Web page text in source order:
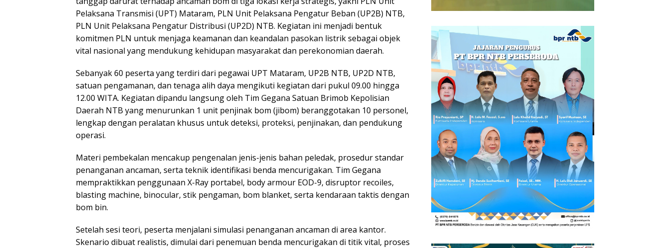
Pelaksana Transmisi (UPT) Mataram, PLN Unit Pelaksana Pengatur Beban (UP2B) NTB,
PLN Unit Pelaksana Pengatur Distribusi (UP2D) NTB. Kegiatan ini menjadi bentuk
komitmen PLN untuk menjaga keamanan dan keandalan pasokan listrik sebagai objek
vital nasional yang mendukung kehidupan masyarakat dan perekonomian daerah.
Sebanyak 60 peserta yang terdiri dari pegawai UPT Mataram, UP2B NTB, UP2D NTB,
satuan pengamanan, dan tenaga alih daya mengikuti kegiatan dari pukul 09.00 hingga
12.00 WITA. Kegiatan dipandu langsung oleh Tim Gegana Satuan Brimob Kepolisian
Daerah NTB yang menurunkan 1 unit penjinak bom (jibom) beranggotakan 10 personel,
lengkap dengan peralatan khusus untuk deteksi, proteksi, penjinakan, dan pendukung
operasi.
Materi pembekalan mencakup pengenalan jenis-jenis bahan peledak, prosedur standar
penanganan ancaman, serta teknik identifikasi benda mencurigakan. Tim Gegana
mempraktikkan penggunaan X-Ray portabel, body armour EOD-9, disruptor recoiles,
blasting machine, binocular, stik pengaman, bom blanket, serta kendaraan taktis dengan
bom bin.
Setelah sesi teori, peserta menjalani simulasi penanganan ancaman di area kantor.
Skenario dibuat realistis, dimulai dari penemuan benda mencurigakan di titik vital, proses